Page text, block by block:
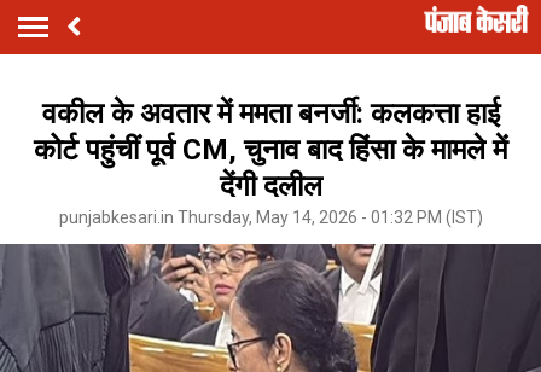
वकील के अवतार में ममता बनर्जी: कलकत्ता हाई
कोर्ट पहुंचीं पूर्व CM, चुनाव बाद हिंसा के मामले में
देंगी दलील
punjabkesari.in Thursday, May 14, 2026 - 01:32 PM (IST)